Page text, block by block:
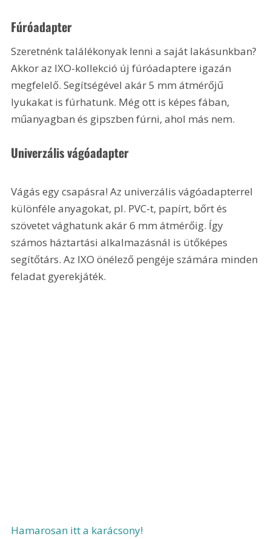
Fúróadapter
Szeretnénk találékonyak lenni a saját lakásunkban?
Akkor az IXO-kollekció új fúróadaptere igazán
megfelelő. Segítségével akár 5 mm átmérőjű
lyukakat is fúrhatunk. Még ott is képes fában,
műanyagban és gipszben fúrni, ahol más nem.
Univerzális vágóadapter
Vágás egy csapásra! Az univerzális vágóadapterrel
különféle anyagokat, pl. PVC-t, papírt, bőrt és
szövetet vághatunk akár 6 mm átmérőig. Így
számos háztartási alkalmazásnál is ütőképes
segítőtárs. Az IXO önélező pengéje számára minden
feladat gyerekjáték.
Hamarosan itt a karácsony!